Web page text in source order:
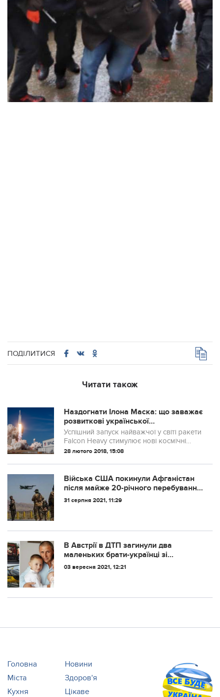
ПОДІЛИТИСЯ
Читати також
Наздогнати Ілона Маска: що заважає
розвиткові української
космонавтики
Успішний запуск найважчої у світі ракети
Falcon Heavy стимулює нові космічні
перегони – не лише між державами, як
LB.ua вирішив розібратися, чи є в ...
28 лютого 2018, 15:08
Війська США покинули Афганістан
після майже 20-річного перебування
в країні, таліби святкують перемогу.
31 серпня 2021, 11:29
В Австрії в ДТП загинули два
маленьких брати-українці зі
Львівщини: подробиці трагедії
03 вересня 2021, 12:21
Головна
Новини
Міста
Здоров'я
Кухня
Цікаве